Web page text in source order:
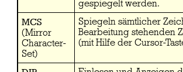
gespiegelt werden.
MCS
(Mirror
Character-
Set)
Spiegeln sämtlicher
Bearbeitung stehenden
(mit Hilfe der Cursor-